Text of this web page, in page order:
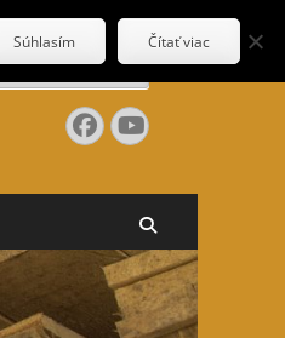
Facebook
YouTube
Súhlasím Čítať viac